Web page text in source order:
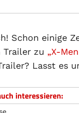
Schon einige
Trailer zu „X-
Lasst es
interessieren: